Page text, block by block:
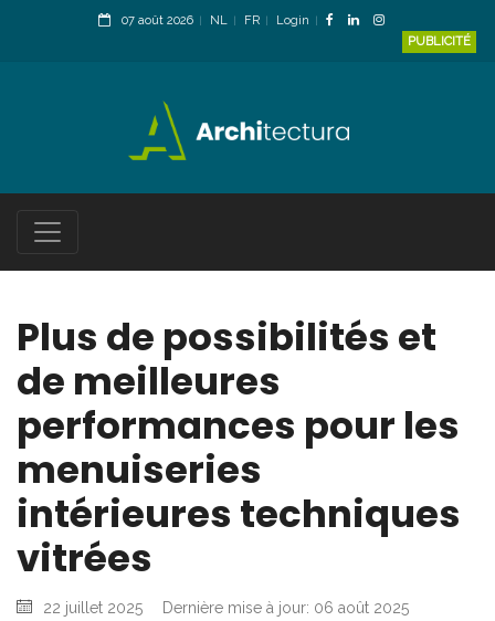
07 août 2026 NL FR
Login
PUBLICITÉ
Plus de possibilités et
de meilleures
performances pour les
menuiseries
intérieures techniques
vitrées
22 juillet 2025 Dernière mise à jour: 06 août 2025